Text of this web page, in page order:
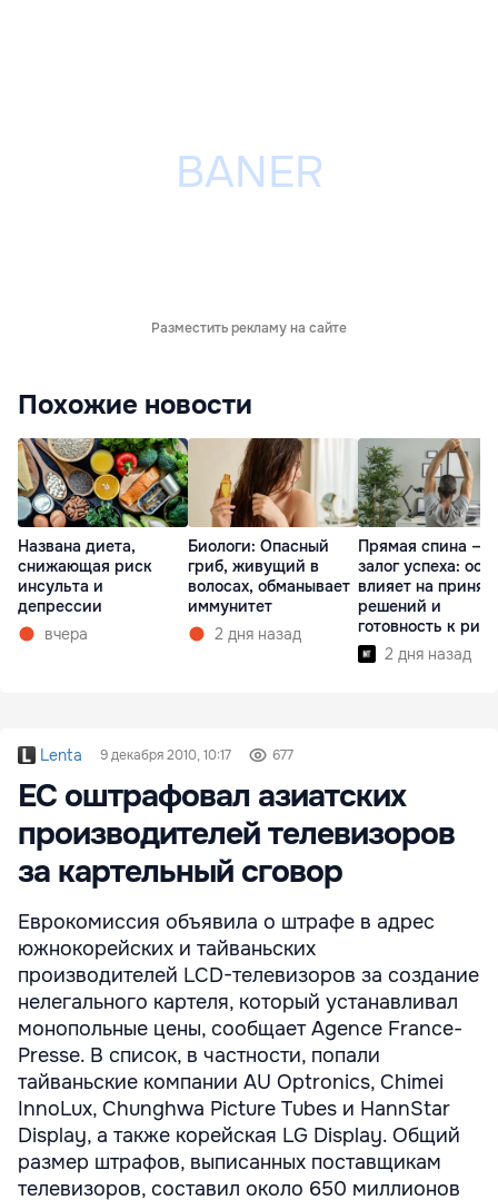
Разместить рекламу на сайте
Похожие новости
Названа диета,
снижающая риск
инсульта и
депрессии
вчера
Биологи: Опасный
гриб, живущий в
волосах, обманывает
иммунитет
2 дня назад
Прямая спина —
залог успеха:
влияет на
решений и
готовность к
2 дня назад
Lenta 9 декабря 2010, 10:17 677
ЕС оштрафовал азиатских
производителей телевизоров
за картельный сговор
Еврокомиссия объявила о штрафе в адрес
южнокорейских и тайваньских
производителей LCD-телевизоров за создание
нелегального картеля, который устанавливал
монопольные цены, сообщает Agence France-
Presse. В список, в частности, попали
тайваньские компании AU Optronics, Chimei
InnoLux, Chunghwa Picture Tubes и HannStar
Display, а также корейская LG Display. Общий
размер штрафов, выписанных поставщикам
телевизоров, составил около 650 миллионов